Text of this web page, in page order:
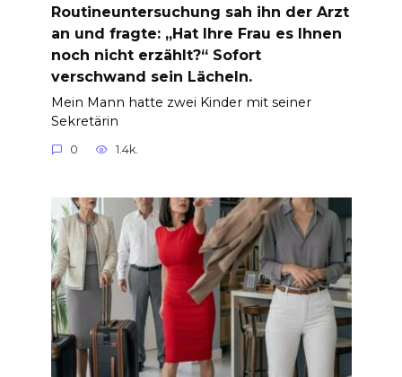
Routineuntersuchung sah ihn der Arzt
an und fragte: „Hat Ihre Frau es Ihnen
noch nicht erzählt?“ Sofort
verschwand sein Lächeln.
Mein Mann hatte zwei Kinder mit seiner
Sekretärin
0 1.4k.